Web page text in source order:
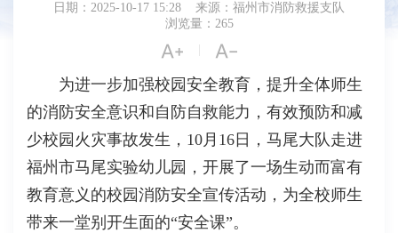
日期：2025-10-17 15:28
来源：福州市消防救援支队
浏览量：265
 | 
为进一步加强校园安全教育，提升全体师生
的消防安全意识和自防自救能力，有效预防和减
少校园火灾事故发生，10月16日，马尾大队走进
福州市马尾实验幼儿园，开展了一场生动而富有
教育意义的校园消防安全宣传活动，为全校师生
带来一堂别开生面的“安全课”。